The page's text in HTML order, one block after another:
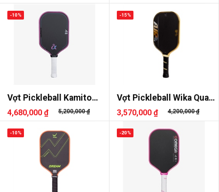
Vợt Pickleball Kamito
Alpha-X Her Power
4,680,000 ₫ 5,200,000 ₫
-10%
Vợt Pickleball Wika Quang
Dương AIR
3,570,000 ₫ 4,200,000 ₫
-15%
-10% -20%